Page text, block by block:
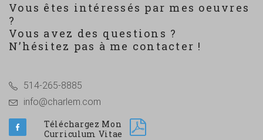
Vous êtes intéressés par mes oeuvres
?
Vous avez des questions ?
N’hésitez pas à me contacter !
514-265-8885
info@charlem.com
Téléchargez Mon
Curriculum Vitae